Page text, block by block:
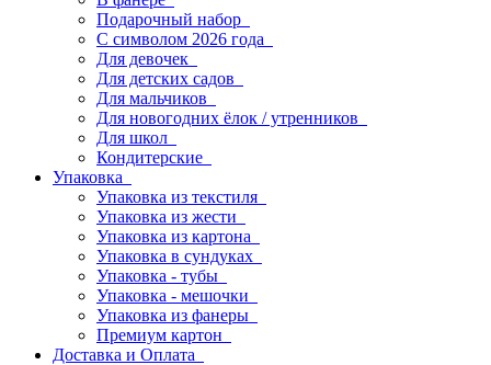
Подарочный набор
С символом 2026 года
Для девочек
Для детских садов
Для мальчиков
Для новогодних ёлок / утренников
Для школ
Кондитерские
Упаковка
Упаковка из текстиля
Упаковка из жести
Упаковка из картона
Упаковка в сундуках
Упаковка - тубы
Упаковка - мешочки
Упаковка из фанеры
Премиум картон
Доставка и Оплата